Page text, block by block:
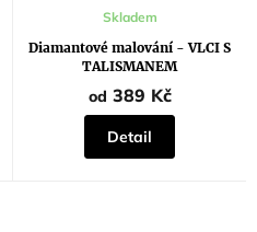
Diamantové malování - VLCI S
TALISMANEM
Průměrné
produktu
je
5,0
z
5
hvězdiček.
Skladem
od 389 Kč
Detail